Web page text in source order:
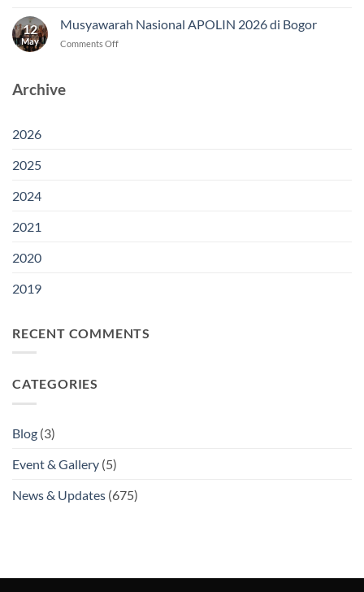
Akses
WTO
Kabulkan
Sebagian
12
May
Musyawarah Nasional APOLIN 2026 di Bogor
Comments Offon
Archive
2026
2025
2024
2021
2020
2019
RECENT COMMENTS
CATEGORIES
Blog (3)
Event & Gallery (5)
News & Updates (675)